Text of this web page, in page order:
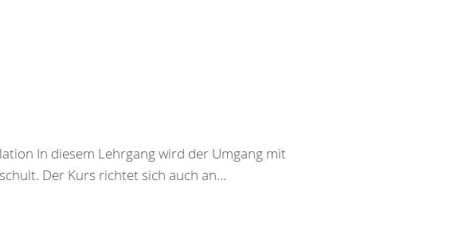
In diesem Lehrgang wird der Umgang mit
Der Kurs richtet sich auch an...